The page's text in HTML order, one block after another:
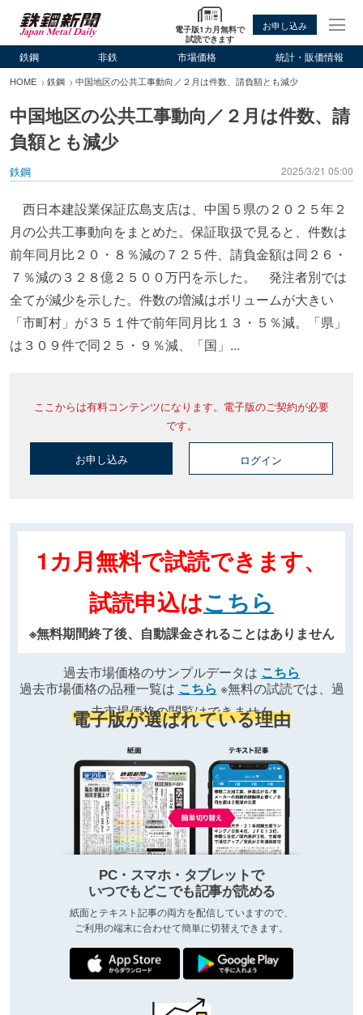
電子版1カ月無料で
試読できます
お申し込み
鉄鋼 非鉄 市場価格 統計・販価情報
HOME 鉄鋼 中国地区の公共工事動向／２月は件数、請負額とも減少
中国地区の公共工事動向／２月は件数、請
負額とも減少
鉄鋼 2025/3/21 05:00
西日本建設業保証広島支店は、中国５県の２０２５年２
月の公共工事動向をまとめた。保証取扱で見ると、件数は
前年同月比２０・８％減の７２５件、請負金額は同２６・
７％減の３２８億２５００万円を示した。 発注者別では
全てが減少を示した。件数の増減はボリュームが大きい
「市町村」が３５１件で前年同月比１３・５％減。「県」
は３０９件で同２５・９％減、「国」...
ここからは有料コンテンツになります。電子版のご契約が必要
です。
お申し込み ログイン
1カ月無料で試読できます、
試読申込はこちら
※無料期間終了後、自動課金されることはありません
過去市場価格のサンプルデータは こちら
過去市場価格の品種一覧は こちら ※無料の試読では、過
去市場価格の閲覧はできません
電子版が選ばれている理由
PC・スマホ・タブレットで
いつでもどこでも記事が読める
紙面とテキスト記事の両方を配信していますので、
ご利用の端末に合わせて簡単に切替えできます。